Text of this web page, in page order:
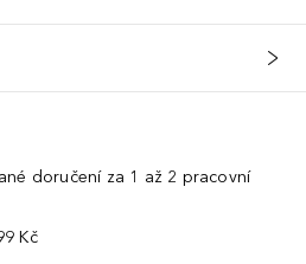
doručení za 1 až 2 pracovní
Kč